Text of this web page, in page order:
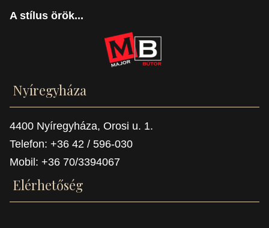
A stílus örök...
Nyíregyháza
4400 Nyíregyháza, Orosi u. 1.
Telefon: +36 42 / 596-030
Mobil: +36 70/3394067
Elérhetőség